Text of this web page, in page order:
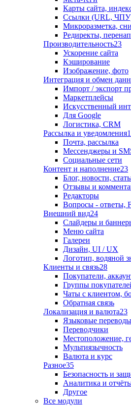
Карты сайта,
Ссылки (URL,
Микроразметка,
Редиректы,
Производительность23
Ускорение сайта
Кэширование
Изображение, фото
Интеграция и обмен
Импорт / экспорт
Маркетплейсы
Искусственный
Для Google
Логистика, CRM
Рассылка и уведомления
Почта, рассылка
Мессенджеры и
Социальные сети
Контент и наполнение23
Блог, новости,
Отзывы и
Редакторы
Вопросы - ответы,
Внешний вид24
Слайдеры и
Меню сайта
Галереи
Дизайн, UI / UX
Логотип, водяной
Клиенты и связь28
Покупатели,
Группы
Чаты с клиентом,
Обратная связь
Локализация и валюта23
Языковые переводы
Переводчики
Местоположение,
Мультиязычность
Валюта и курс
Разное35
Безопасность и
Аналитика и
Другое
Все модули